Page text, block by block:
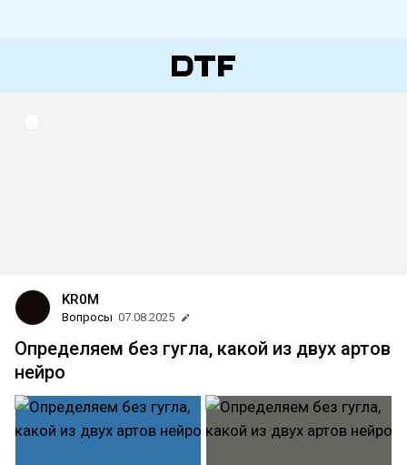
KR0M
Вопросы 07.08.2025
Определяем без гугла, какой из двух артов
нейро